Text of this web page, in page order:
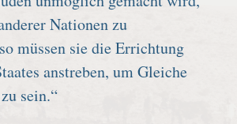
Nationen zu
müssen sie die Errichtung
anstreben, um Gleiche
sein.“